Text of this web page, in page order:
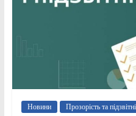
Новини Прозорість та